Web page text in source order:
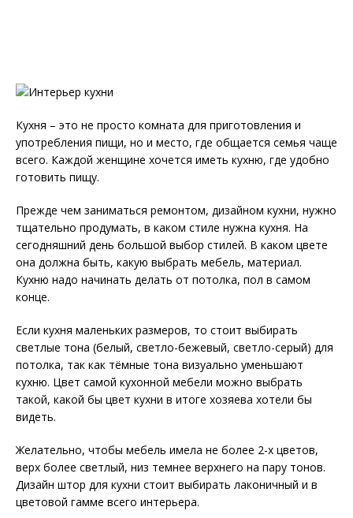
Кухня – это не просто комната для приготовления и
употребления пищи, но и место, где общается семья чаще
всего. Каждой женщине хочется иметь кухню, где удобно
готовить пищу.
Прежде чем заниматься ремонтом, дизайном кухни, нужно
тщательно продумать, в каком стиле нужна кухня. На
сегодняшний день большой выбор стилей. В каком цвете
она должна быть, какую выбрать мебель, материал.
Кухню надо начинать делать от потолка, пол в самом
конце.
Если кухня маленьких размеров, то стоит выбирать
светлые тона (белый, светло-бежевый, светло-серый) для
потолка, так как тёмные тона визуально уменьшают
кухню. Цвет самой кухонной мебели можно выбрать
такой, какой бы цвет кухни в итоге хозяева хотели бы
видеть.
Желательно, чтобы мебель имела не более 2-х цветов,
верх более светлый, низ темнее верхнего на пару тонов.
Дизайн штор для кухни стоит выбирать лаконичный и в
цветовой гамме всего интерьера.